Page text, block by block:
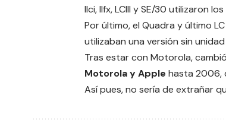
IIci, IIfx, LCIII y SE/30 utilizaron
Por último, el Quadra y último
utilizaban una versión sin
Tras estar con Motorola,
Motorola y Apple hasta 2006,
Así pues, no sería de extrañar